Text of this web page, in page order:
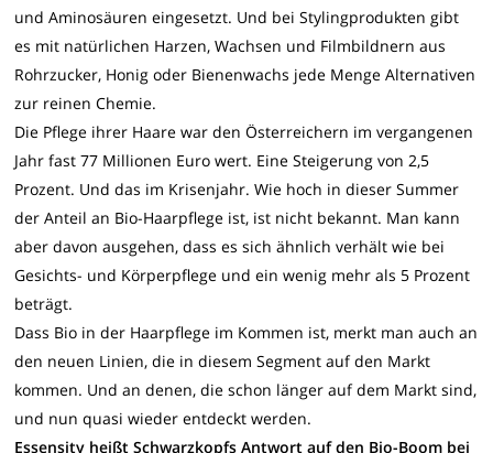
und Aminosäuren eingesetzt. Und bei Stylingprodukten gibt
es mit natürlichen Harzen, Wachsen und Filmbildnern aus
Rohrzucker, Honig oder Bienenwachs jede Menge Alternativen
zur reinen Chemie.
Die Pflege ihrer Haare war den Österreichern im vergangenen
Jahr fast 77 Millionen Euro wert. Eine Steigerung von 2,5
Prozent. Und das im Krisenjahr. Wie hoch in dieser Summer
der Anteil an Bio-Haarpflege ist, ist nicht bekannt. Man kann
aber davon ausgehen, dass es sich ähnlich verhält wie bei
Gesichts- und Körperpflege und ein wenig mehr als 5 Prozent
beträgt.
Dass Bio in der Haarpflege im Kommen ist, merkt man auch an
den neuen Linien, die in diesem Segment auf den Markt
kommen. Und an denen, die schon länger auf dem Markt sind,
und nun quasi wieder entdeckt werden.
Essensity heißt Schwarzkopfs Antwort auf den Bio-Boom bei